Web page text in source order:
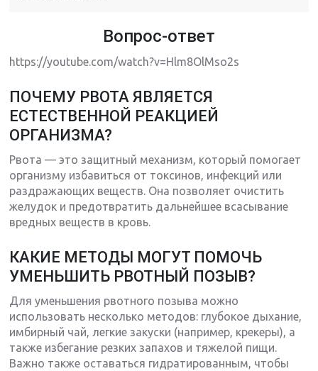
Вопрос-ответ
https://youtube.com/watch?v=Hlm8OlMso2s
ПОЧЕМУ РВОТА ЯВЛЯЕТСЯ
ЕСТЕСТВЕННОЙ РЕАКЦИЕЙ
ОРГАНИЗМА?
Рвота — это защитный механизм, который помогает
организму избавиться от токсинов, инфекций или
раздражающих веществ. Она позволяет очистить
желудок и предотвратить дальнейшее всасывание
вредных веществ в кровь.
КАКИЕ МЕТОДЫ МОГУТ ПОМОЧЬ
УМЕНЬШИТЬ РВОТНЫЙ ПОЗЫВ?
Для уменьшения рвотного позыва можно
использовать несколько методов: глубокое дыхание,
имбирный чай, легкие закуски (например, крекеры), а
также избегание резких запахов и тяжелой пищи.
Важно также оставаться гидратированным, чтобы